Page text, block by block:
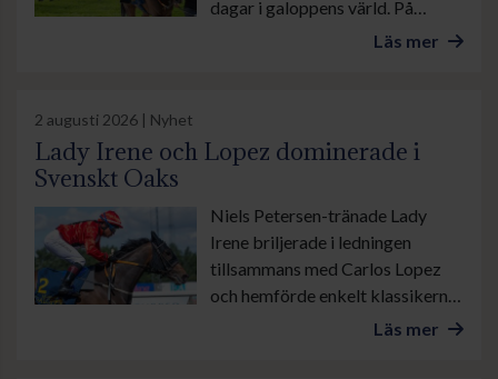
dagar i galoppens värld. På
onsdag är det lunchgalopp på
Ålborg. Sedan avslutas veckan
med årets stora familjedag på
annat Göteborgs Stora Pris.
Läs mer
2 augusti 2026 | Nyhet
Lady Irene och Lopez dominerade i
Svenskt Oaks
Niels Petersen-tränade Lady
Irene briljerade i ledningen
tillsammans med Carlos Lopez
och hemförde enkelt klassikern
Svenskt Oaks, stonas eget Derby
Läs mer